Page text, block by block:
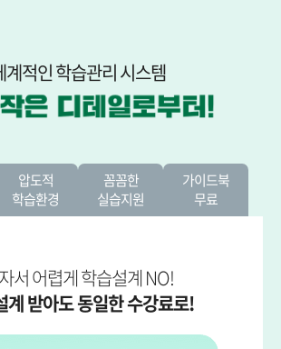
계적인 학습관리 시스템
압도적
학습환경
꼼꼼한
실습지원
가이드북
무료
서 어렵게 학습설계 NO!
계 받아도 동일한 수강료로!